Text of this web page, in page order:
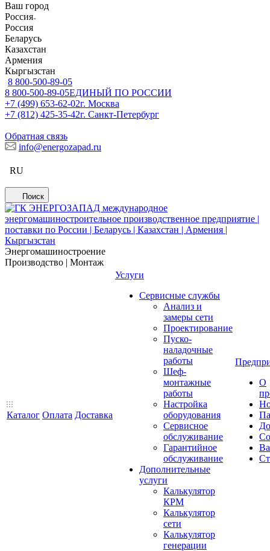
Ваш город
Россия
Россия
Беларусь
Казахстан
Армения
Кыргызстан
8 800-500-89-05
8 800-500-89-05ЕДИНЫЙ ПО РОССИИ
+7 (499) 653-62-02г. Москва
+7 (812) 425-35-42г. Санкт-Петербург
Обратная связь
info@energozapad.ru
RU
Поиск
Энергомашиностроение
Производство | Монтаж
Каталог Оплата Доставка
Услуги
Сервисные службы
Анализ и
замеры сети
Проектирование
Пуско-
наладочные
работы
Шеф-
монтажные
работы
Настройка
оборудования
Сервисное
обслуживание
Гарантийное
обслуживание
Дополнительные
услуги
Калькулятор
КРМ
Калькулятор
сети
Калькулятор
генерации
О